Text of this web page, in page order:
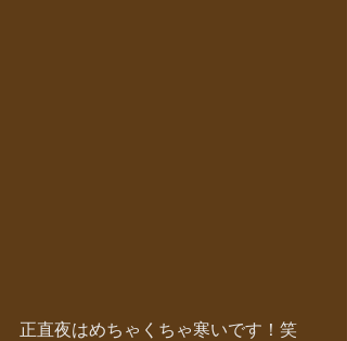
正直夜はめちゃくちゃ寒いです！笑